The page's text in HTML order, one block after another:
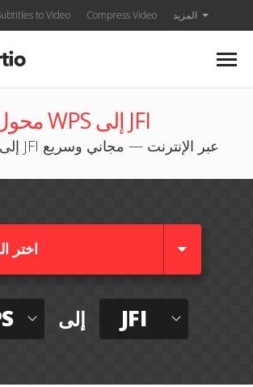
to Video Compress Video المزيد
محول WPS إلى JFI
محول WPS إلى JFI عبر الإنترنت — مجاني وسريع
اختر
إلى JFI